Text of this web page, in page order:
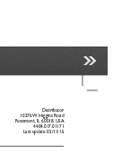
Distributor
10275 W. Higgins Road
Rosemont, IL 60018, USA
4404.017.01171
Last update: 02/11/15